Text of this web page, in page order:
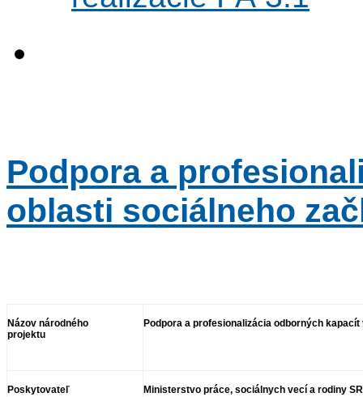
Podpora a
oblasti sociálneho
Názov národného
projektu
Podpora a profesionalizácia odborných kapacít
Poskytovateľ Ministerstvo práce, sociálnych vecí a rodiny SR